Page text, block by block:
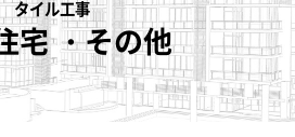
宅 ・その他